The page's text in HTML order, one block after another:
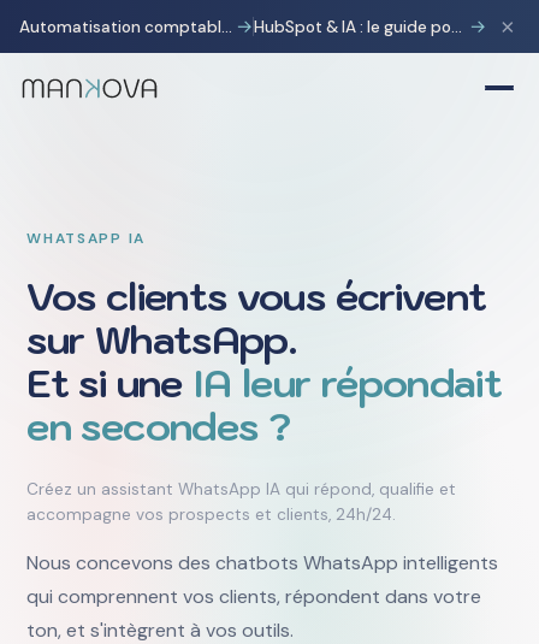
Automatisation comptable avec Pennylane : transformer la charge administrative en avantage stratégique → HubSpot & IA : le guide pour gagner 10 heures par semaine → ×
WHATSAPP IA
Vos clients vous écrivent
sur WhatsApp.
Et si une IA leur répondait
en secondes ?
Créez un assistant WhatsApp IA qui répond, qualifie et
accompagne vos prospects et clients, 24h/24.
Nous concevons des chatbots WhatsApp intelligents
qui comprennent vos clients, répondent dans votre
ton, et s'intègrent à vos outils.